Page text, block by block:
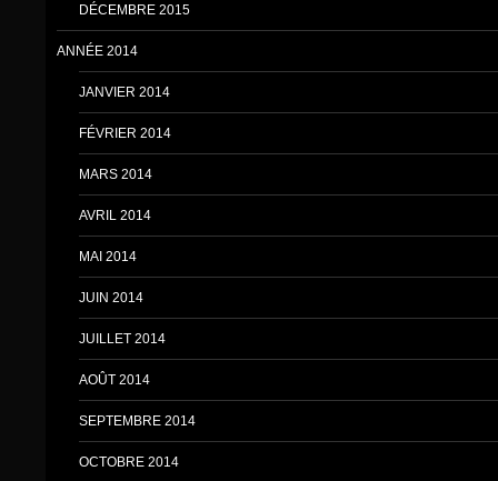
DÉCEMBRE 2015
ANNÉE 2014
JANVIER 2014
FÉVRIER 2014
MARS 2014
AVRIL 2014
MAI 2014
JUIN 2014
JUILLET 2014
AOÛT 2014
SEPTEMBRE 2014
OCTOBRE 2014